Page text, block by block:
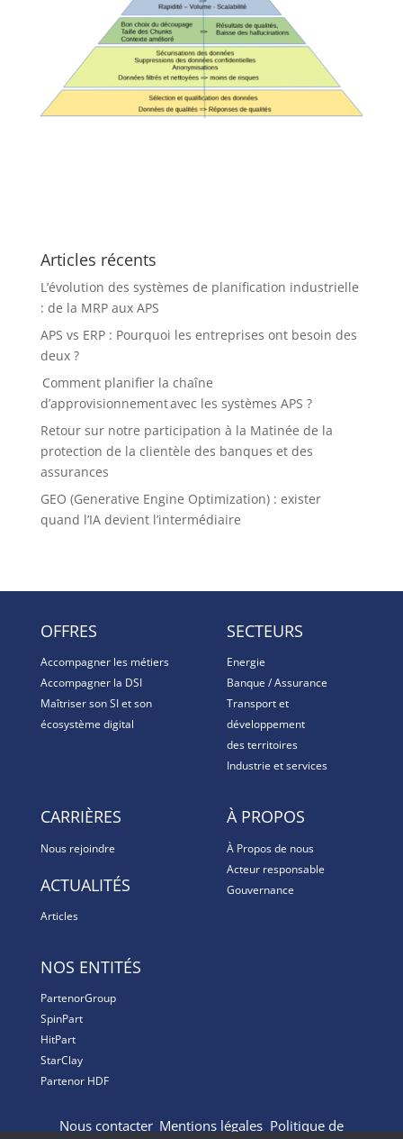
Articles récents
L’évolution des systèmes de planification industrielle
: de la MRP aux APS
APS vs ERP : Pourquoi les entreprises ont besoin des
deux ?
Comment planifier la chaîne
d’approvisionnement avec les systèmes APS ?
Retour sur notre participation à la Matinée de la
protection de la clientèle des banques et des
assurances
GEO (Generative Engine Optimization) : exister
quand l’IA devient l’intermédiaire
OFFRES
Accompagner les métiers
Accompagner la DSI
Maîtriser son SI et son
écosystème digital
SECTEURS
Energie
Banque / Assurance
Transport et
développement
des territoires
Industrie et services
CARRIÈRES
Nous rejoindre
ACTUALITÉS
Articles
À PROPOS
À Propos de nous
Acteur responsable
Gouvernance
NOS ENTITÉS
PartenorGroup
SpinPart
HitPart
StarClay
Partenor HDF
Nous contacter Mentions légales Politique de